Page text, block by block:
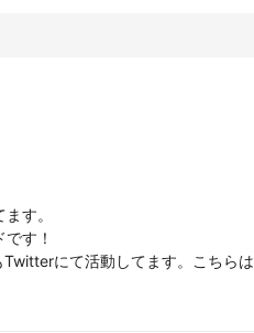
す。
す！
にて活動してます。こちらは